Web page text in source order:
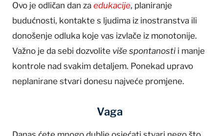
Ovo je odličan dan za edukacije, planiranje
budućnosti, kontakte s ljudima iz inostranstva ili
donošenje odluka koje vas izvlače iz monotonije.
Važno je da sebi dozvolite više spontanosti i manje
kontrole nad svakim detaljem. Ponekad upravo
neplanirane stvari donesu najveće promjene.
Vaga